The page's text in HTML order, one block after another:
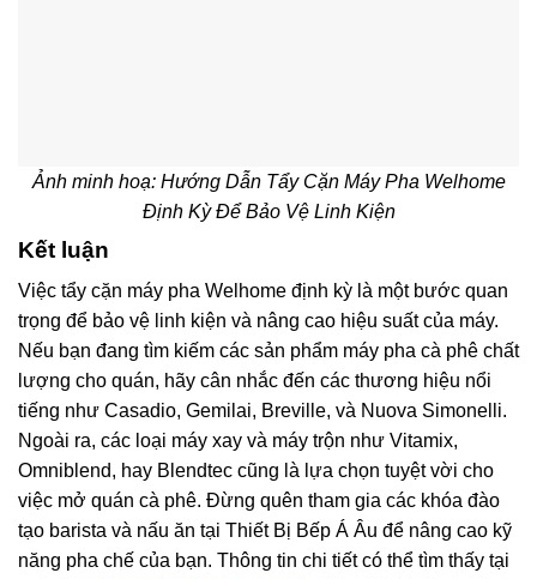
Ảnh minh hoạ: Hướng Dẫn Tẩy Cặn Máy Pha Welhome
Định Kỳ Để Bảo Vệ Linh Kiện
Kết luận
Việc tẩy cặn máy pha Welhome định kỳ là một bước quan
trọng để bảo vệ linh kiện và nâng cao hiệu suất của máy.
Nếu bạn đang tìm kiếm các sản phẩm máy pha cà phê chất
lượng cho quán, hãy cân nhắc đến các thương hiệu nổi
tiếng như Casadio, Gemilai, Breville, và Nuova Simonelli.
Ngoài ra, các loại máy xay và máy trộn như Vitamix,
Omniblend, hay Blendtec cũng là lựa chọn tuyệt vời cho
việc mở quán cà phê. Đừng quên tham gia các khóa đào
tạo barista và nấu ăn tại Thiết Bị Bếp Á Âu để nâng cao kỹ
năng pha chế của bạn. Thông tin chi tiết có thể tìm thấy tại